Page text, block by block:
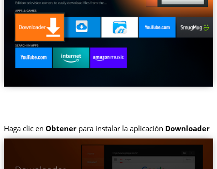
Haga clic en Obtenerpara instalar la aplicación Downloader